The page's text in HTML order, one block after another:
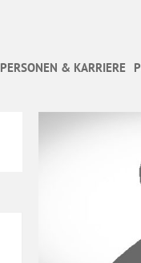
PERSONEN & KARRIERE